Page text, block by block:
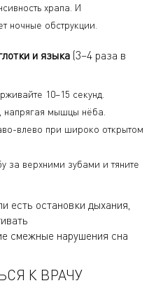
храпа. И
ночные обструкции.
и языка (3–4 раза в
10–15 секунд.
напрягая мышцы нёба.
влево при широко открытом
за верхними зубами и тяните
есть остановки дыхания,
смежные нарушения сна
К ВРАЧУ